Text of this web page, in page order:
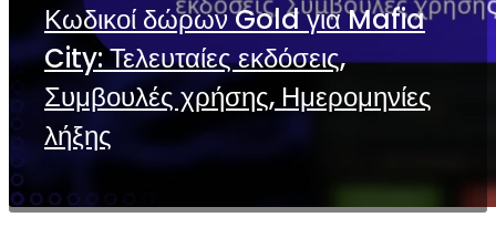
Κωδικοί δώρων Gold για Mafia
City: Τελευταίες εκδόσεις,
Συμβουλές χρήσης, Ημερομηνίες
λήξης